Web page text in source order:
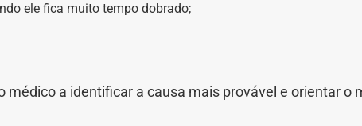
ele fica muito tempo dobrado;
médico a identificar a causa mais provável e orientar o